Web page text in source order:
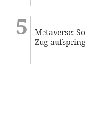
Metaverse:
Zug